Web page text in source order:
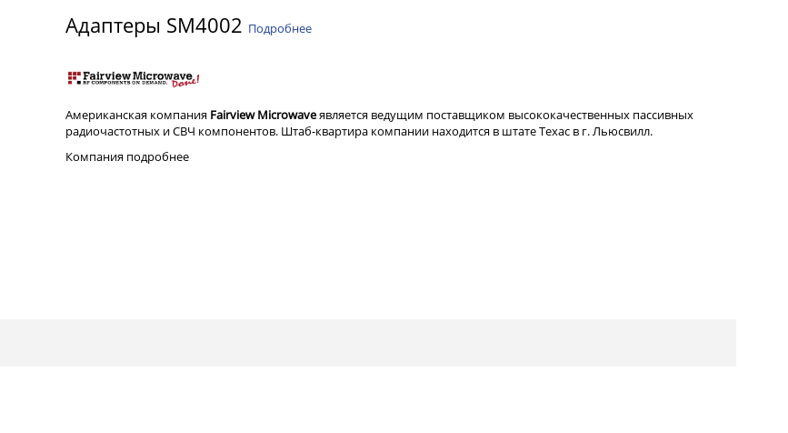
Адаптеры SM4002 Подробнее
Американская компания Fairview Microwaveявляется ведущим поставщиком высококачественных пассивных
радиочастотных и СВЧ компонентов. Штаб-квартира компании находится в штате Техас в г. Льюсвилл.
Компания подробнее